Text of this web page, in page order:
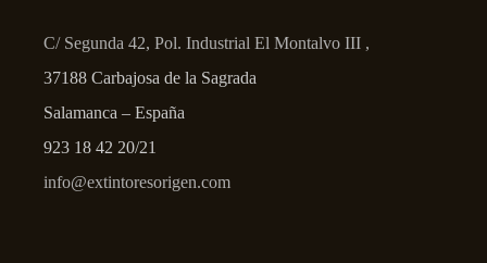
C/ Segunda 42, Pol. Industrial El Montalvo III ,
37188 Carbajosa de la Sagrada
Salamanca – España
923 18 42 20/21
info@extintoresorigen.com